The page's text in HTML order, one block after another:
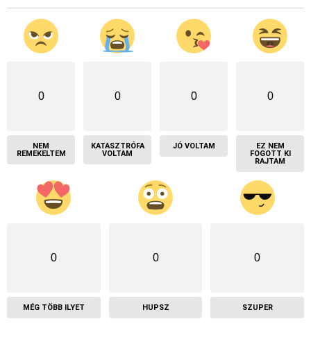
0
NEM
REMEKELTEM
0
KATASZTRÓFA
VOLTAM
0
JÓ VOLTAM
0
EZ NEM
FOGOTT KI
RAJTAM
0
MÉG TÖBB ILYET
0
HUPSZ
0
SZUPER